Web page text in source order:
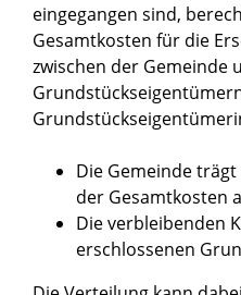
eingegangen sind,
Gesamtkosten für die
zwischen der Gemeinde
Die Gemeinde
der Gesamtkosten
Die verbleibenden
erschlossenen